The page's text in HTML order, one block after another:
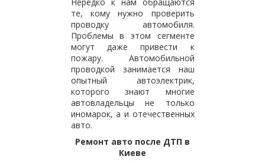
те, кому нужно проверить
проводку автомобиля.
Проблемы в этом сегменте
могут даже привести к
пожару. Автомобильной
проводкой занимается наш
опытный автоэлектрик,
которого знают многие
автовладельцы не только
иномарок, а и отечественных
авто.
Ремонт авто после ДТП в
Киеве